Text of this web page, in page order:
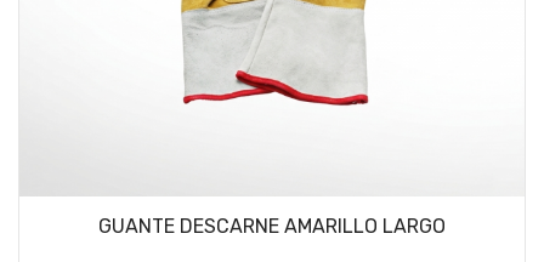
GUANTE DESCARNE AMARILLO LARGO